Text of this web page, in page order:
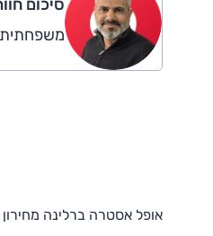
סיכום
משפחתית
אופל אסטרה ברלינה